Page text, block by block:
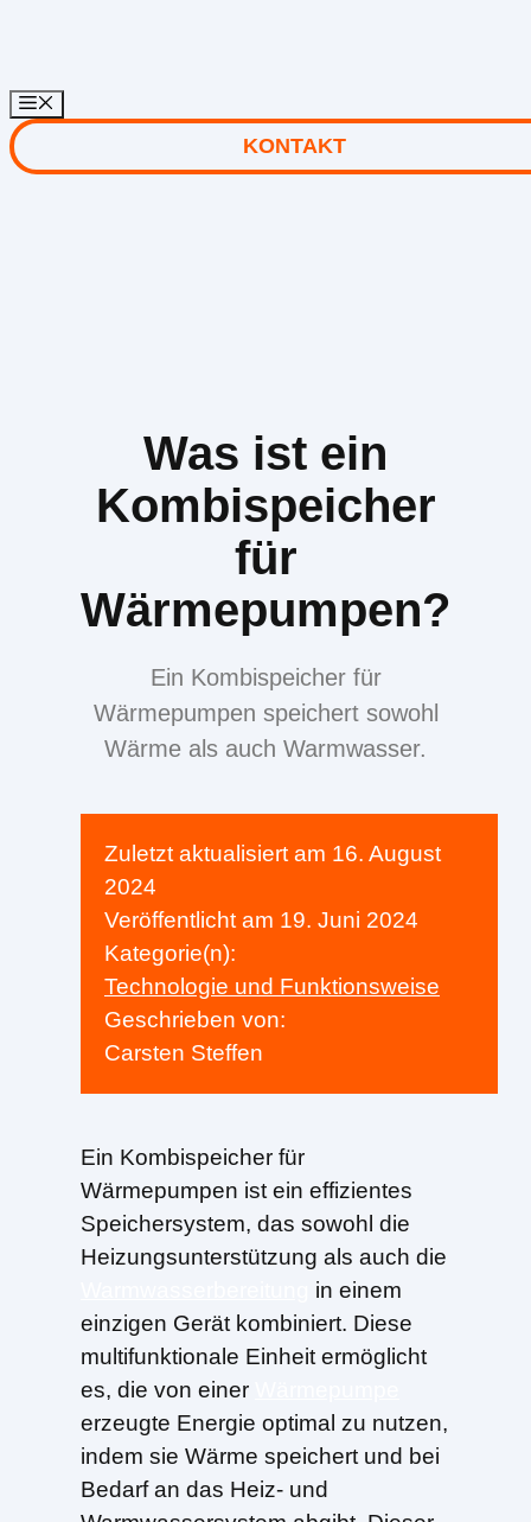
springen
KONTAKT
Was ist ein
Kombispeicher
für
Wärmepumpen?
Ein Kombispeicher für
Wärmepumpen speichert sowohl
Wärme als auch Warmwasser.
Zuletzt aktualisiert am 16. August
2024
Veröffentlicht am 19. Juni 2024
Kategorie(n):
Technologie und Funktionsweise
Geschrieben von:
Carsten Steffen
Ein Kombispeicher für
Wärmepumpen ist ein effizientes
Speichersystem, das sowohl die
Heizungsunterstützung als auch die
in einem
einzigen Gerät kombiniert. Diese
multifunktionale Einheit ermöglicht
es, die von einer
erzeugte Energie optimal zu nutzen,
indem sie Wärme speichert und bei
Bedarf an das Heiz- und